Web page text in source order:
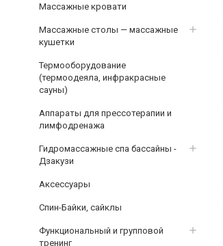
Массажные кровати
Массажные столы — массажные
кушетки
Термооборудование
(термоодеяла, инфракрасные
сауны)
Аппараты для прессотерапии и
лимфодренажа
Гидромассажные спа бассайны -
Дзакузи
Аксессуары
Спин-Байки, сайклы
Функциональный и групповой
тренинг